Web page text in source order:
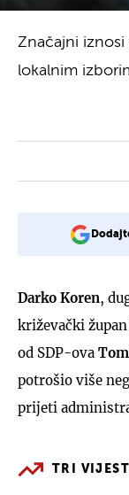
Značajni
lokalnim
Darko Koren,
križevački
od SDP-ova
potrošio više
prijeti
TRI